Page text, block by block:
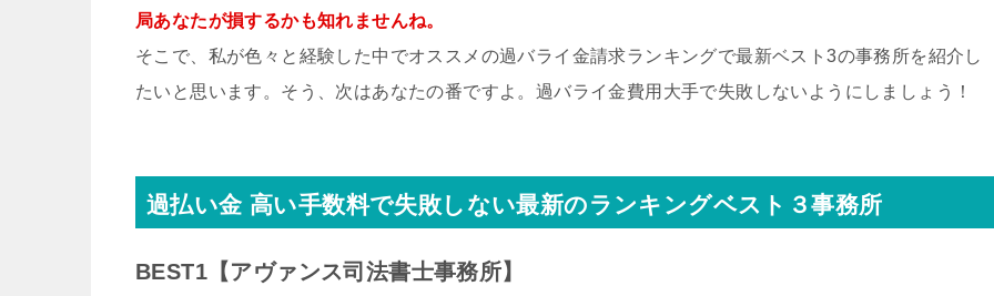
局あなたが損するかも知れませんね。
そこで、私が色々と経験した中でオススメの過バライ金請求ランキングで最新ベスト3の事務所を紹介し
たいと思います。そう、次はあなたの番ですよ。過バライ金費用大手で失敗しないようにしましょう！
過払い金 高い手数料で失敗しない最新のランキングベスト３事務所
BEST1 【アヴァンス司法書士事務所】